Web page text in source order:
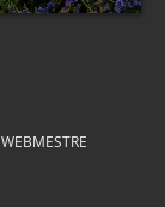
WEBMESTRE